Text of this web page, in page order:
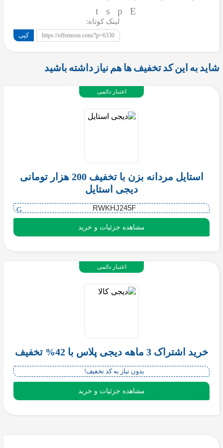
لینک کوتاه:
https://offemoon.com/?p=6330 کپی
شاید به این کد تخفیف ها هم نیاز داشته باشید
استایل مردانه بزن با تخفیف 200 هزار تومانی
دیجی استایل
RWKHJ245F
مشاهده جزئیات و خرید
اعتبار دائمی
خرید اشتراک 3 ماهه دیجی پلاس با 42% تخفیف
بدون نیاز به کد تخفیف!
مشاهده جزئیات و خرید
اعتبار دائمی